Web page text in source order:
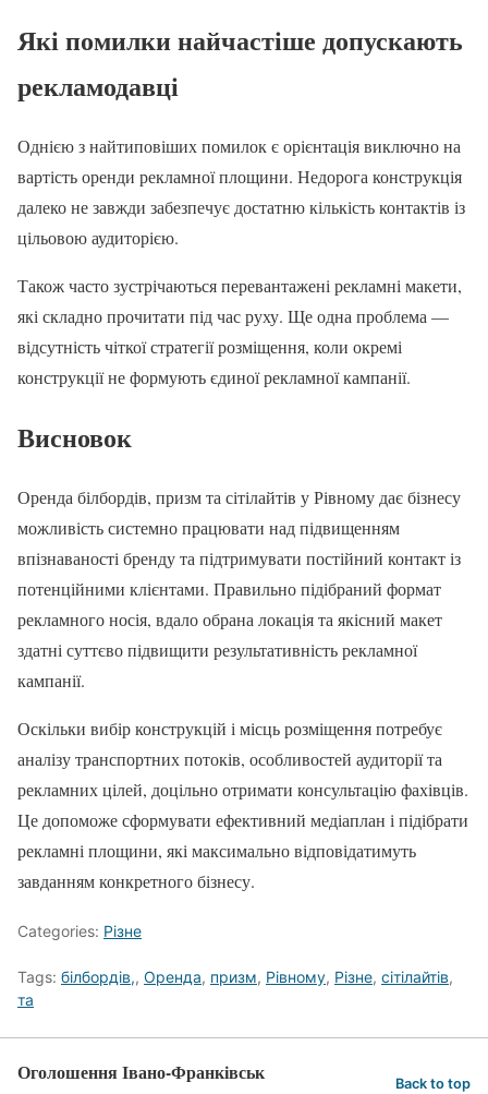
Які помилки найчастіше допускають
рекламодавці
Однією з найтиповіших помилок є орієнтація виключно на
вартість оренди рекламної площини. Недорога конструкція
далеко не завжди забезпечує достатню кількість контактів із
цільовою аудиторією.
Також часто зустрічаються перевантажені рекламні макети,
які складно прочитати під час руху. Ще одна проблема —
відсутність чіткої стратегії розміщення, коли окремі
конструкції не формують єдиної рекламної кампанії.
Висновок
Оренда білбордів, призм та сітілайтів у Рівному дає бізнесу
можливість системно працювати над підвищенням
впізнаваності бренду та підтримувати постійний контакт із
потенційними клієнтами. Правильно підібраний формат
рекламного носія, вдало обрана локація та якісний макет
здатні суттєво підвищити результативність рекламної
кампанії.
Оскільки вибір конструкцій і місць розміщення потребує
аналізу транспортних потоків, особливостей аудиторії та
рекламних цілей, доцільно отримати консультацію фахівців.
Це допоможе сформувати ефективний медіаплан і підібрати
рекламні площини, які максимально відповідатимуть
завданням конкретного бізнесу.
Categories: Різне
Tags: білбордів,, Оренда, призм, Рівному, Різне, сітілайтів,
та
Оголошення Івано-Франківськ Back to top